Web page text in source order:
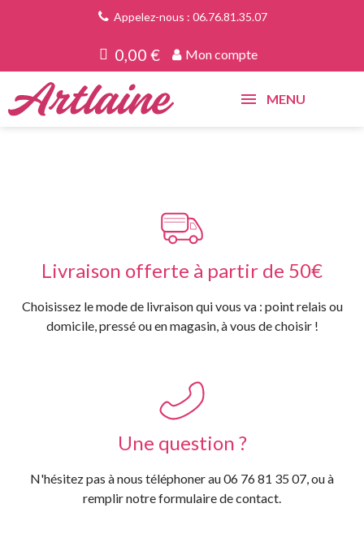
Appelez-nous : 06.76.81.35.07
0,00 € Mon compte
MENU
Livraison offerte à partir de 50€
Choisissez le mode de livraison qui vous va : point relais ou
domicile, pressé ou en magasin, à vous de choisir !
Une question ?
N'hésitez pas à nous téléphoner au 06 76 81 35 07, ou à
remplir notre formulaire de contact.